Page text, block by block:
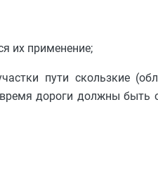
их применение;
пути скользкие
дороги должны быть